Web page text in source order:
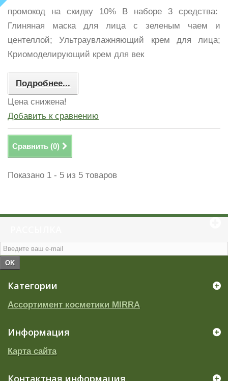
промокод на скидку 10% В наборе 3 средства:
Глиняная маска для лица с зеленым чаем и
центеллой; Ультраувлажняющий крем для лица;
Криомоделирующий крем для век
Подробнее...
Цена снижена!
Добавить к сравнению
Сравнить (0)
Показано 1 - 5 из 5 товаров
OK
Категории
Ассортимент косметики MIRRA
Информация
Карта сайта
Контактная информация